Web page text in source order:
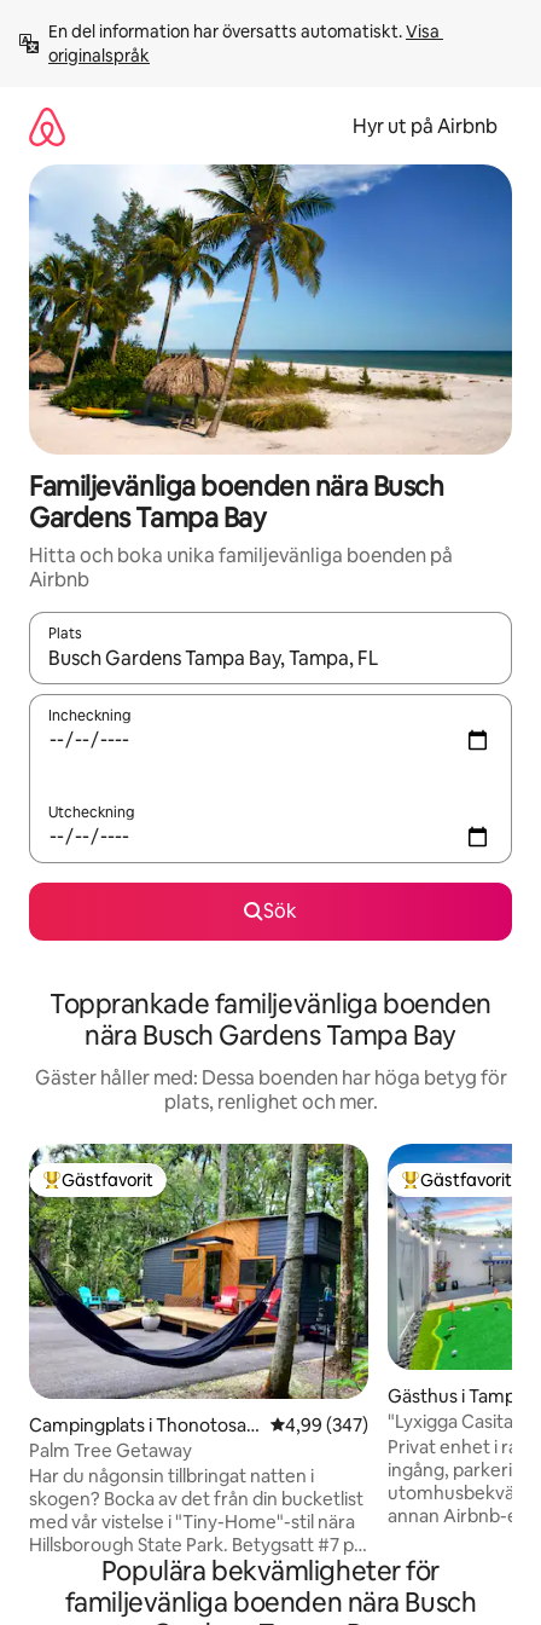
innehåll
En del information har översatts automatiskt. Visa
originalspråk
Hyr ut på Airbnb
Familjevänliga boenden nära Busch
Gardens Tampa Bay
Hitta och boka unika familjevänliga boenden på
Airbnb
Plats
När resultaten är tillgängliga kan du navigera med upp- och
Incheckning
Utcheckning
Sök
Topprankade familjevänliga boenden
nära Busch Gardens Tampa Bay
Gäster håller med: Dessa boenden har höga betyg för
plats, renlighet och mer.
Populär gästfavorit
Gästfavorit
Campingplats i Thonotosas
sa
4,99 av 5 i genomsnittligt
4,99 (347)
Palm Tree Getaway
Har du någonsin tillbringat natten i
skogen? Bocka av det från din bucketlist
med vår vistelse i "Tiny-Home"-stil nära
Hillsborough State Park. Betygsatt #7 på
PureWow som en av de 20 bästa Airbnb-
stugorna. Detta moderna, lyxiga minihus
har genomtänkt utformats för att fånga
Populär
Gästfavorit
Gästhus i Tampa
"Lyxigga Casita/
Gardens/USF/
Privat enhet i
ingång,
annan Airbnb-
denna moderna
jacuzzi, pergola
minuter från
Populära bekvämligheter för
familjevänliga boenden nära Busch